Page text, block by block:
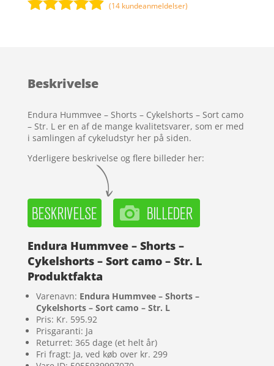
kundebedø
(14 kundeanmeldelser)
Beskrivelse
Endura Hummvee – Shorts – Cykelshorts – Sort camo
– Str. L er en af de mange kvalitetsvarer, som er med
i samlingen af cykeludstyr her på siden.
Yderligere beskrivelse og flere billeder her:
Endura Hummvee – Shorts –
Cykelshorts – Sort camo – Str. L
Produktfakta
Varenavn: Endura Hummvee – Shorts –
Cykelshorts – Sort camo – Str. L
Pris: Kr. 595.92
Prisgaranti: Ja
Returret: 365 dage (et helt år)
Fri fragt: Ja, ved køb over kr. 299